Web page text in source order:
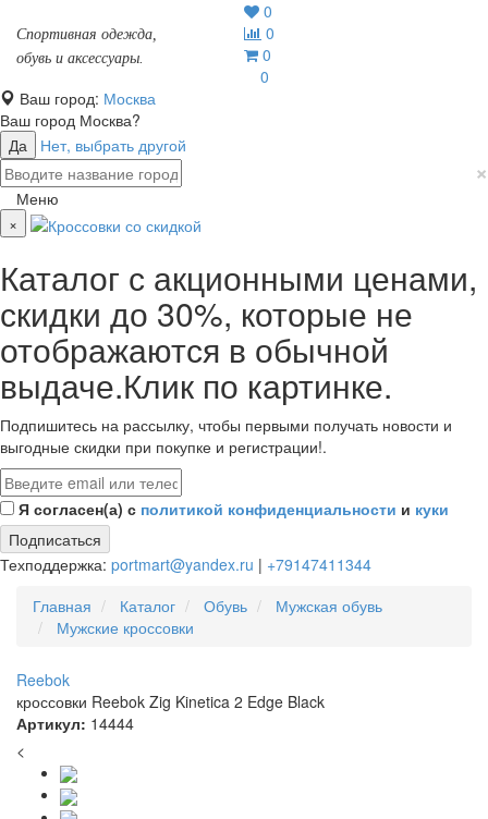
Спортивная одежда,
обувь и аксессуары.
0
0
0
0
Ваш город: Москва
Ваш город Москва?
Да
Нет, выбрать другой
×
Меню
×
Каталог с акционными ценами,
скидки до 30%, которые не
отображаются в обычной
выдаче.Клик по картинке.
Подпишитесь на рассылку, чтобы первыми получать новости и
выгодные скидки при покупке и регистрации!.
Я согласен(а) с политикой конфиденциальности и куки
Подписаться
Техподдержка: portmart@yandex.ru | +79147411344
Главная
Каталог Обувь
Мужская обувь
Мужские кроссовки
Reebok
кроссовки Reebok Zig Kinetica 2 Edge Black
Артикул: 14444
<